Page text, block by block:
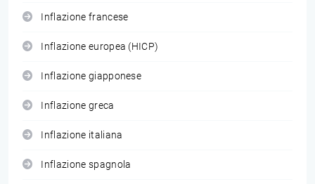
Inflazione francese
Inflazione europea (HICP)
Inflazione giapponese
Inflazione greca
Inflazione italiana
Inflazione spagnola